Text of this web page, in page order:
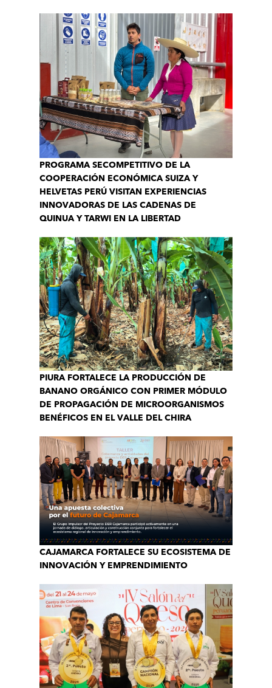
PROGRAMA SECOMPETITIVO DE LA
COOPERACIÓN ECONÓMICA SUIZA Y
HELVETAS PERÚ VISITAN EXPERIENCIAS
INNOVADORAS DE LAS CADENAS DE
QUINUA Y TARWI EN LA LIBERTAD
PIURA FORTALECE LA PRODUCCIÓN DE
BANANO ORGÁNICO CON PRIMER MÓDULO
DE PROPAGACIÓN DE MICROORGANISMOS
BENÉFICOS EN EL VALLE DEL CHIRA
CAJAMARCA FORTALECE SU ECOSISTEMA DE
INNOVACIÓN Y EMPRENDIMIENTO